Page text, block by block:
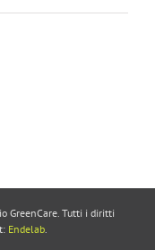
GreenCare. Tutti i diritti
Endelab.